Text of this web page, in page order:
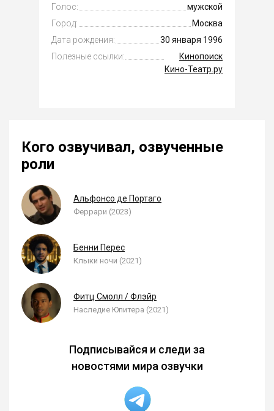
Голос:
мужской
Город:
Москва
Дата рождения:
30 января 1996
Полезные ссылки:
Кинопоиск
Кино-Театр.ру
Кого озвучивал, озвученные
роли
Альфонсо де Портаго
Феррари (2023)
Бенни Перес
Клыки ночи (2021)
Фитц Смолл / Флэйр
Наследие Юпитера (2021)
Подписывайся и следи за
новостями мира озвучки